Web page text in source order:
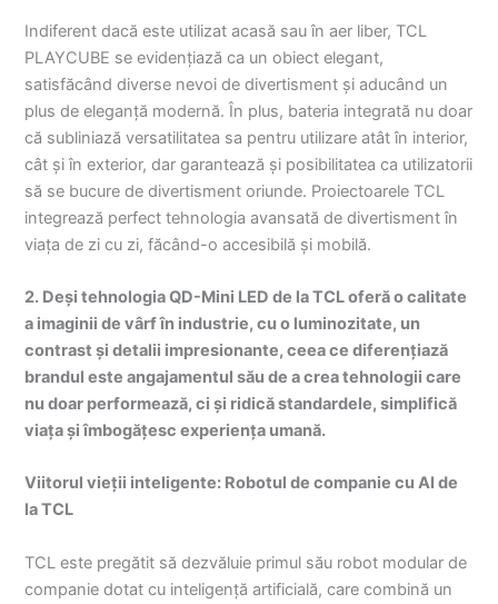
Indiferent dacă este utilizat acasă sau în aer liber, TCL
PLAYCUBE se evidențiază ca un obiect elegant,
satisfăcând diverse nevoi de divertisment și aducând un
plus de eleganță modernă. În plus, bateria integrată nu doar
că subliniază versatilitatea sa pentru utilizare atât în interior,
cât și în exterior, dar garantează și posibilitatea ca utilizatorii
să se bucure de divertisment oriunde. Proiectoarele TCL
integrează perfect tehnologia avansată de divertisment în
viața de zi cu zi, făcând-o accesibilă și mobilă.
2. Deși tehnologia QD-Mini LED de la TCL oferă o calitate
a imaginii de vârf în industrie, cu o luminozitate, un
contrast și detalii impresionante, ceea ce diferențiază
brandul este angajamentul său de a crea tehnologii care
nu doar performează, ci și ridică standardele, simplifică
viața și îmbogățesc experiența umană.
Viitorul vieții inteligente: Robotul de companie cu AI de
la TCL
TCL este pregătit să dezvăluie primul său robot modular de
companie dotat cu inteligență artificială, care combină un